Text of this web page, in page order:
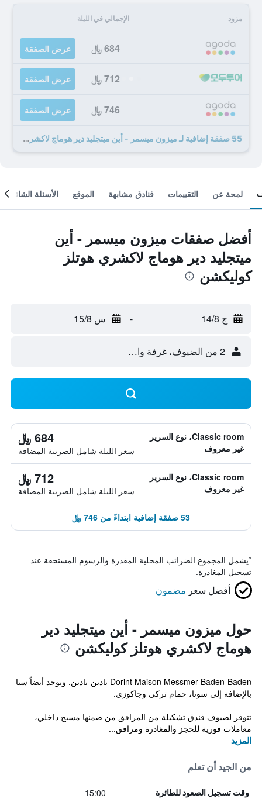
مزود الإجمالي في الليلة
684 ﷼ عرض الصفقة
712 ﷼ عرض الصفقة
746 ﷼ عرض الصفقة
55 صفقة إضافية لـ ميزون ميسمر - أين ميتجليد دير هوماج لاكشري هوتلز كوليكشن
لمحة عن التقييمات فنادق مشابهة الموقع الأسئلة الشائعة
أفضل صفقات ميزون ميسمر - أين
ميتجليد دير هوماج لاكشري هوتلز
كوليكشن
ج 14/8 - س 15/8
2 من الضيوف، غرفة واحدة
Classic room، نوع السرير
غير معروف
684 ﷼
سعر الليلة شامل الصريبة المضافة
Classic room، نوع السرير
غير معروف
712 ﷼
سعر الليلة شامل الصريبة المضافة
53 صفقة إضافية ابتداءً من 746 ﷼
*يشمل المجموع الضرائب المحلية المقدرة والرسوم المستحقة عند
تسجيل المغادرة.
أفضل سعر مضمون
حول ميزون ميسمر - أين ميتجليد دير
هوماج لاكشري هوتلز كوليكشن
Dorint Maison Messmer Baden-Baden بادين-بادين. ويوجد أيضاً سبا
بالإضافة إلى سونا، حمام تركي وجاكوزي.
تتوفر لضيوف فندق تشكيلة من المرافق من ضمنها مسبح داخلي،
معاملات فورية للحجز والمغادرة ومرافق...
المزيد
من الجيد أن تعلم
وقت تسجيل الصعود للطائرة 15:00